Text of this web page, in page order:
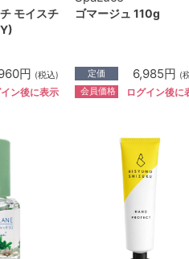
モイスチ
円 (税込)
ン後に表示
ゴマージュ 110g
定価 6,985円 (
会員価格 ログイン後に